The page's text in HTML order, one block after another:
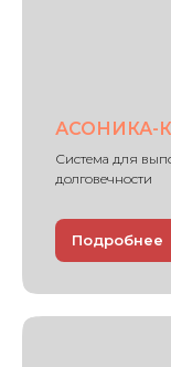
АСОНИКА-
Система для
долговечности
Подробнее